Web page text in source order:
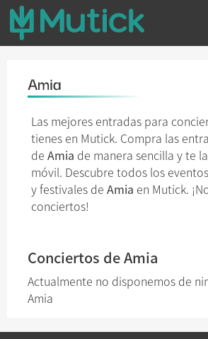
Amia
Las mejores entradas para
tienes en Mutick. Compra las
de Amia de manera sencilla y te
móvil. Descubre todos los
y festivales de Amia en Mutick.
conciertos!
Conciertos de Amia
Actualmente no disponemos de
Amia